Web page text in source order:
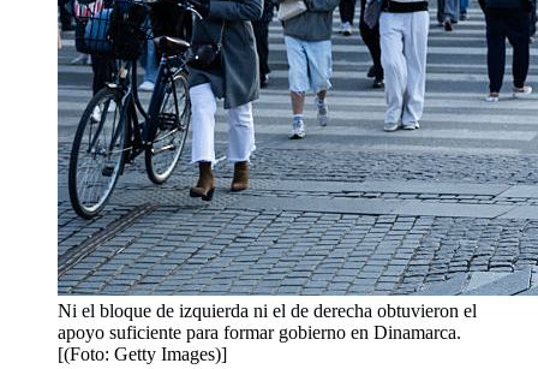
Ni el bloque de izquierda ni el de derecha obtuvieron el
apoyo suficiente para formar gobierno en Dinamarca.
[(Foto: Getty Images)]